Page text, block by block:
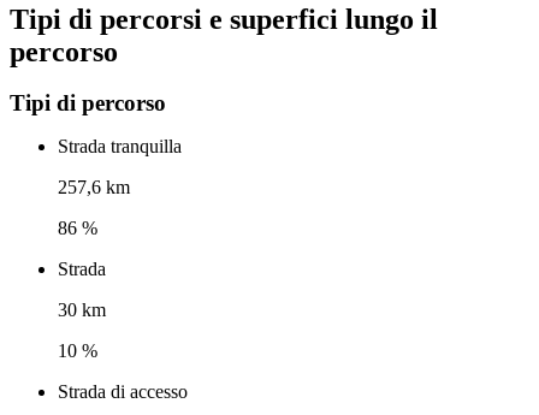
Tipi di percorsi e superfici lungo il
percorso
Tipi di percorso
Strada tranquilla
257,6 km
86 %
Strada
30 km
10 %
Strada di accesso